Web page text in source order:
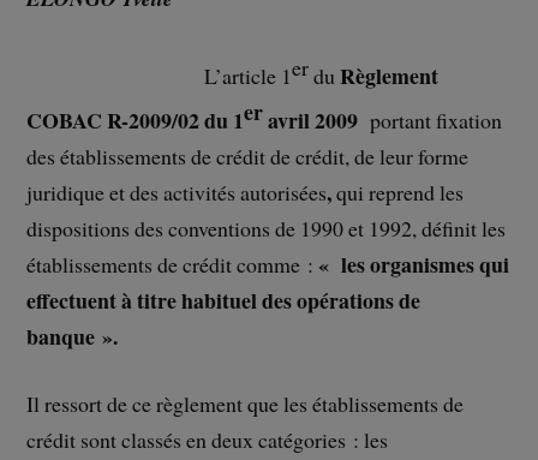
L’article 1erdu Règlement
COBAC R-2009/02 du 1eravril 2009 portant fixation
des établissements de crédit de crédit, de leur forme
juridique et des activités autorisées,qui reprend les
dispositions des conventions de 1990 et 1992, définit les
établissements de crédit comme : « les organismes qui
effectuent à titre habituel des opérations de
banque ».
Il ressort de ce règlement que les établissements de
crédit sont classés en deux catégories : les